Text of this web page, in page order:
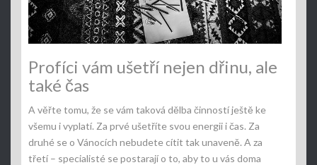
Profíci vám ušetří nejen dřinu, ale
také čas
A věřte tomu, že se vám taková dělba činností ještě ke
všemu i vyplatí. Za prvé ušetříte svou energii i čas. Za
druhé se o Vánocích nebudete cítit tak unaveně. A za
třetí – specialisté se postarají o to, aby to u vás doma